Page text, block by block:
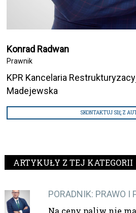
Konrad Radwan
Prawnik
KPR Kancelaria
Madejewska
SKONTAKTUJ SIĘ Z
ARTYKUŁY Z TEJ KATEGORII
PORADNIK: PRAWO I